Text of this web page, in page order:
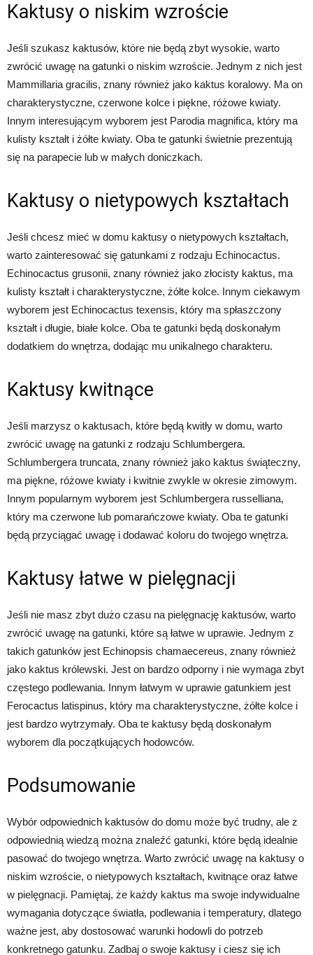
Kaktusy o niskim wzroście
Jeśli szukasz kaktusów, które nie będą zbyt wysokie, warto
zwrócić uwagę na gatunki o niskim wzroście. Jednym z nich jest
Mammillaria gracilis, znany również jako kaktus koralowy. Ma on
charakterystyczne, czerwone kolce i piękne, różowe kwiaty.
Innym interesującym wyborem jest Parodia magnifica, który ma
kulisty kształt i żółte kwiaty. Oba te gatunki świetnie prezentują
się na parapecie lub w małych doniczkach.
Kaktusy o nietypowych kształtach
Jeśli chcesz mieć w domu kaktusy o nietypowych kształtach,
warto zainteresować się gatunkami z rodzaju Echinocactus.
Echinocactus grusonii, znany również jako złocisty kaktus, ma
kulisty kształt i charakterystyczne, żółte kolce. Innym ciekawym
wyborem jest Echinocactus texensis, który ma spłaszczony
kształt i długie, białe kolce. Oba te gatunki będą doskonałym
dodatkiem do wnętrza, dodając mu unikalnego charakteru.
Kaktusy kwitnące
Jeśli marzysz o kaktusach, które będą kwitły w domu, warto
zwrócić uwagę na gatunki z rodzaju Schlumbergera.
Schlumbergera truncata, znany również jako kaktus świąteczny,
ma piękne, różowe kwiaty i kwitnie zwykle w okresie zimowym.
Innym popularnym wyborem jest Schlumbergera russelliana,
który ma czerwone lub pomarańczowe kwiaty. Oba te gatunki
będą przyciągać uwagę i dodawać koloru do twojego wnętrza.
Kaktusy łatwe w pielęgnacji
Jeśli nie masz zbyt dużo czasu na pielęgnację kaktusów, warto
zwrócić uwagę na gatunki, które są łatwe w uprawie. Jednym z
takich gatunków jest Echinopsis chamaecereus, znany również
jako kaktus królewski. Jest on bardzo odporny i nie wymaga zbyt
częstego podlewania. Innym łatwym w uprawie gatunkiem jest
Ferocactus latispinus, który ma charakterystyczne, żółte kolce i
jest bardzo wytrzymały. Oba te kaktusy będą doskonałym
wyborem dla początkujących hodowców.
Podsumowanie
Wybór odpowiednich kaktusów do domu może być trudny, ale z
odpowiednią wiedzą można znaleźć gatunki, które będą idealnie
pasować do twojego wnętrza. Warto zwrócić uwagę na kaktusy o
niskim wzroście, o nietypowych kształtach, kwitnące oraz łatwe
w pielęgnacji. Pamiętaj, że każdy kaktus ma swoje indywidualne
wymagania dotyczące światła, podlewania i temperatury, dlatego
ważne jest, aby dostosować warunki hodowli do potrzeb
konkretnego gatunku. Zadbaj o swoje kaktusy i ciesz się ich